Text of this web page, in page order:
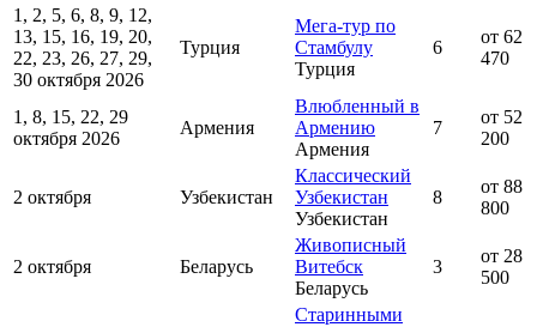
1, 2, 5, 6, 8, 9, 12,
13, 15, 16, 19, 20,
22, 23, 26, 27, 29,
30 октября 2026
Турция
Мега-тур по
Стамбулу
Турция
6
от 62
470
1, 8, 15, 22, 29
октября 2026
Армения
Влюбленный в
Армению
Армения
7
от 52
200
2 октября Узбекистан
Классический
Узбекистан
Узбекистан
8
от 88
800
2 октября Беларусь
Живописный
Витебск
Беларусь
3
от 28
500
Старинными